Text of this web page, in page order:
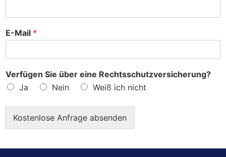
E-Mail *
Verfügen Sie über eine Rechtsschutzversicherung?
Ja
Nein Weiß ich nicht
Kostenlose Anfrage absenden